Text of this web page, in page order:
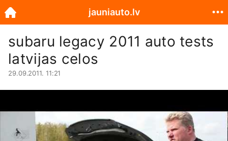
subaru legacy 2011 auto tests
latvijas celos
29.09.2011. 11:21
jauniauto.lv